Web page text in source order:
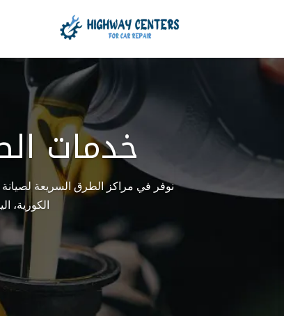
خدمات
نوفر في مراكز الطرق السريعة لصيانة
الكورية،